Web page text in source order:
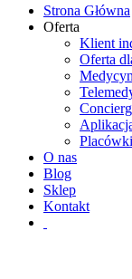
Strona Główna
Oferta
Klient
Oferta
O nas
Blog
Sklep
Kontakt